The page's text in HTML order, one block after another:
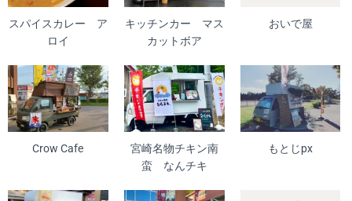
スパイスカレー ア
ロイ
キッチンカー マス
カットボア
おいで屋
Crow Cafe
宮崎名物チキン南
蛮 なんチキ
もとじpx